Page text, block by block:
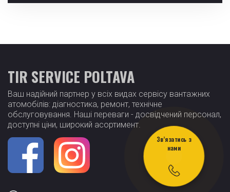
TIR SERVICE POLTAVA
Ваш надійний партнер у всіх видах сервісу вантажних
атомобілів: діагностика, ремонт, технічне
обслуговування. Наші переваги - досвідчений персонал,
доступні ціни, широкий асортимент.
Зв’язатись з
нами